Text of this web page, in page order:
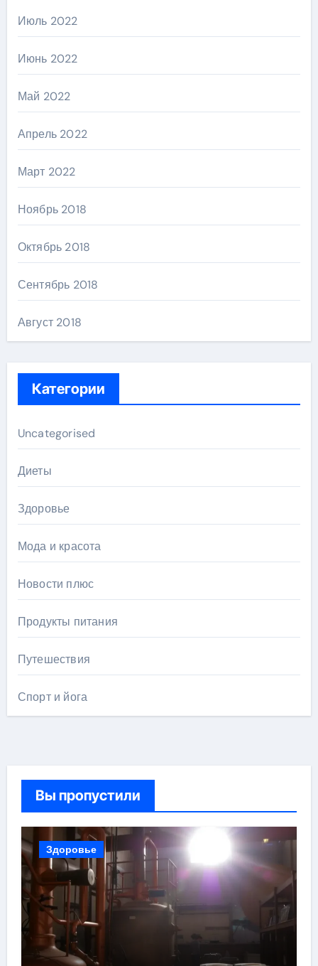
Июль 2022
Июнь 2022
Май 2022
Апрель 2022
Март 2022
Ноябрь 2018
Октябрь 2018
Сентябрь 2018
Август 2018
Категории
Uncategorised
Диеты
Здоровье
Мода и красота
Новости плюс
Продукты питания
Путешествия
Спорт и йога
Вы пропустили
Здоровье